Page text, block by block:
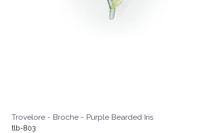
Trovelore - Broche - Purple Bearded Iris
tlb-803